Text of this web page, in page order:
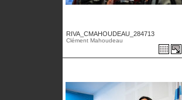
RIVA_CMAHOUDEAU_284713
Clément Mahoudeau